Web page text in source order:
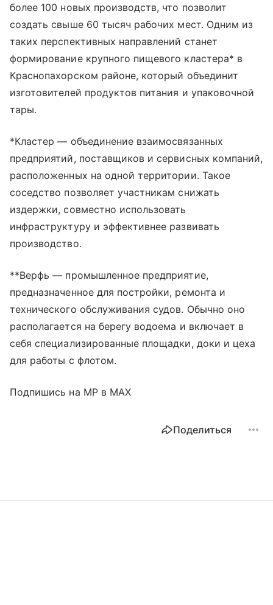
более 100 новых производств, что позволит
создать свыше 60 тысяч рабочих мест. Одним из
таких перспективных направлений станет
формирование крупного пищевого кластера* в
Краснопахорском районе, который объединит
изготовителей продуктов питания и упаковочной
тары.
*Кластер — объединение взаимосвязанных
предприятий, поставщиков и сервисных компаний,
расположенных на одной территории. Такое
соседство позволяет участникам снижать
издержки, совместно использовать
инфраструктуру и эффективнее развивать
производство.
**Верфь — промышленное предприятие,
предназначенное для постройки, ремонта и
технического обслуживания судов. Обычно оно
располагается на берегу водоема и включает в
себя специализированные площадки, доки и цеха
для работы с флотом.
Подпишись на MP в MAX
Поделиться